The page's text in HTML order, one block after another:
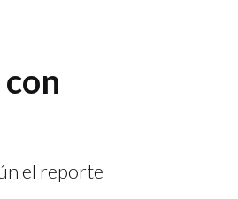
el reporte